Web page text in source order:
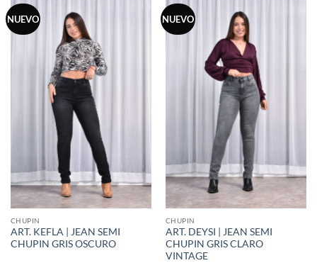
NUEVO
CHUPIN
ART. KEFLA | JEAN SEMI
CHUPIN GRIS OSCURO
NUEVO
CHUPIN
ART. DEYSI | JEAN SEMI
CHUPIN GRIS CLARO
VINTAGE